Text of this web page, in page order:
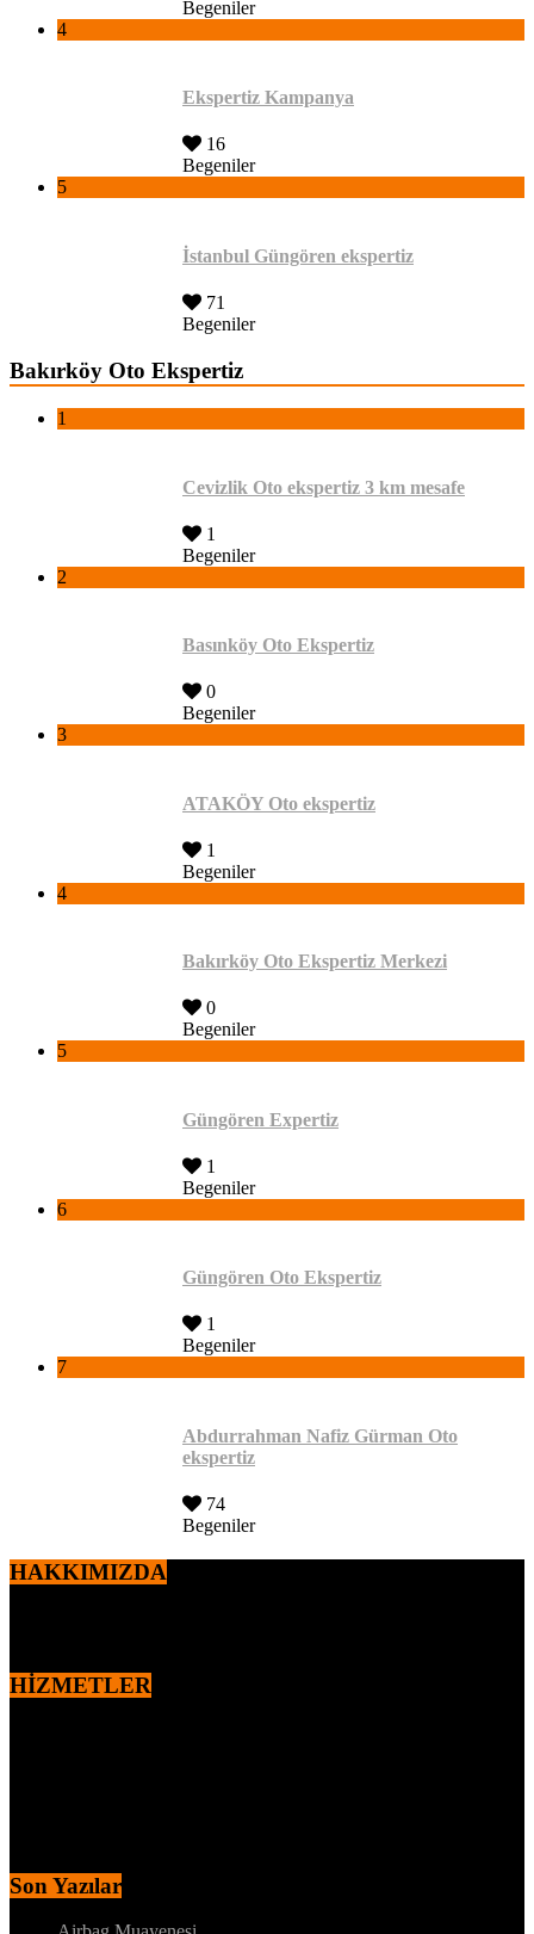
Begeniler
4
Ekspertiz Kampanya
16
Begeniler
5
İstanbul Güngören ekspertiz
71
Begeniler
Bakırköy Oto Ekspertiz
1
Cevizlik Oto ekspertiz 3 km mesafe
1
Begeniler
2
Basınköy Oto Ekspertiz
0
Begeniler
3
ATAKÖY Oto ekspertiz
1
Begeniler
4
Bakırköy Oto Ekspertiz Merkezi
0
Begeniler
5
Güngören Expertiz
1
Begeniler
6
Güngören Oto Ekspertiz
1
Begeniler
7
Abdurrahman Nafiz Gürman Oto
ekspertiz
74
Begeniler
HAKKIMIZDA
HİZMETLER
Son Yazılar